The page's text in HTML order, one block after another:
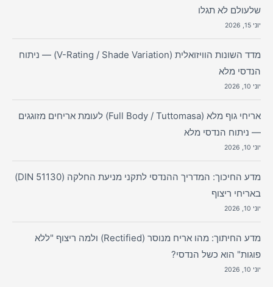
שלעולם לא תגלו
יוני 15, 2026
מדד השונות הוויזואלית (V-Rating / Shade Variation) — ניתוח
הנדסי מלא
יוני 10, 2026
אריחי גוף מלא (Full Body / Tuttomasa) לעומת אריחים מזוגגים
— ניתוח הנדסי מלא
יוני 10, 2026
מדע החיכוך: המדריך ההנדסי לתקני מניעת החלקה (DIN 51130)
באריחי ריצוף
יוני 10, 2026
מדע החיתוך: מהו אריח מנוסר (Rectified) ולמה ריצוף "ללא
פוגות" הוא כשל הנדסי?
יוני 10, 2026